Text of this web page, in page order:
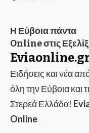
Η Εύβοια πάντα
Online στις
Ειδήσεις και νέα
όλη την Εύβοια και
Στερεά Ελλάδα!
Online